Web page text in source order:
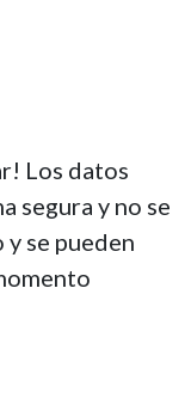
Los datos
segura y no se
se pueden